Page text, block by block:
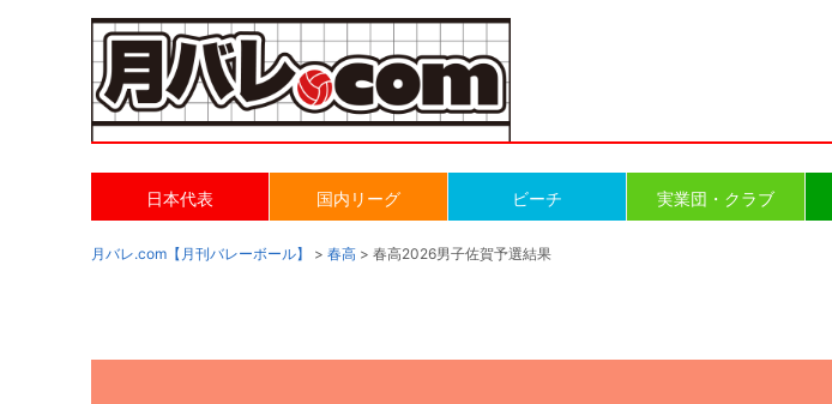
日本代表 国内リーグ ビーチ 実業団・クラブ
月バレ.com【月刊バレーボール】 > 春高 > 春高2026男子佐賀予選結果